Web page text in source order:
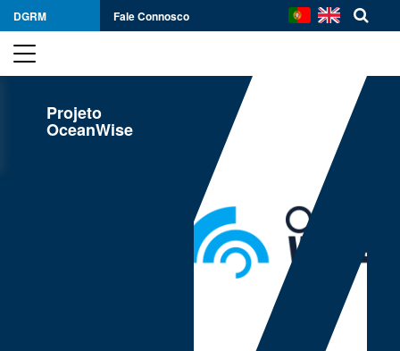
DGRM Fale Connosco
Projeto
OceanWise